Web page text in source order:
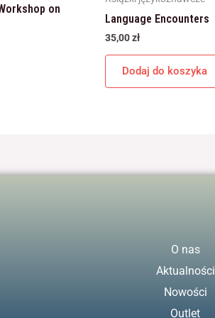
on
Language Encounters
35,00zł
Dodaj do koszyka
O nas
Aktualności
Nowości
Outlet